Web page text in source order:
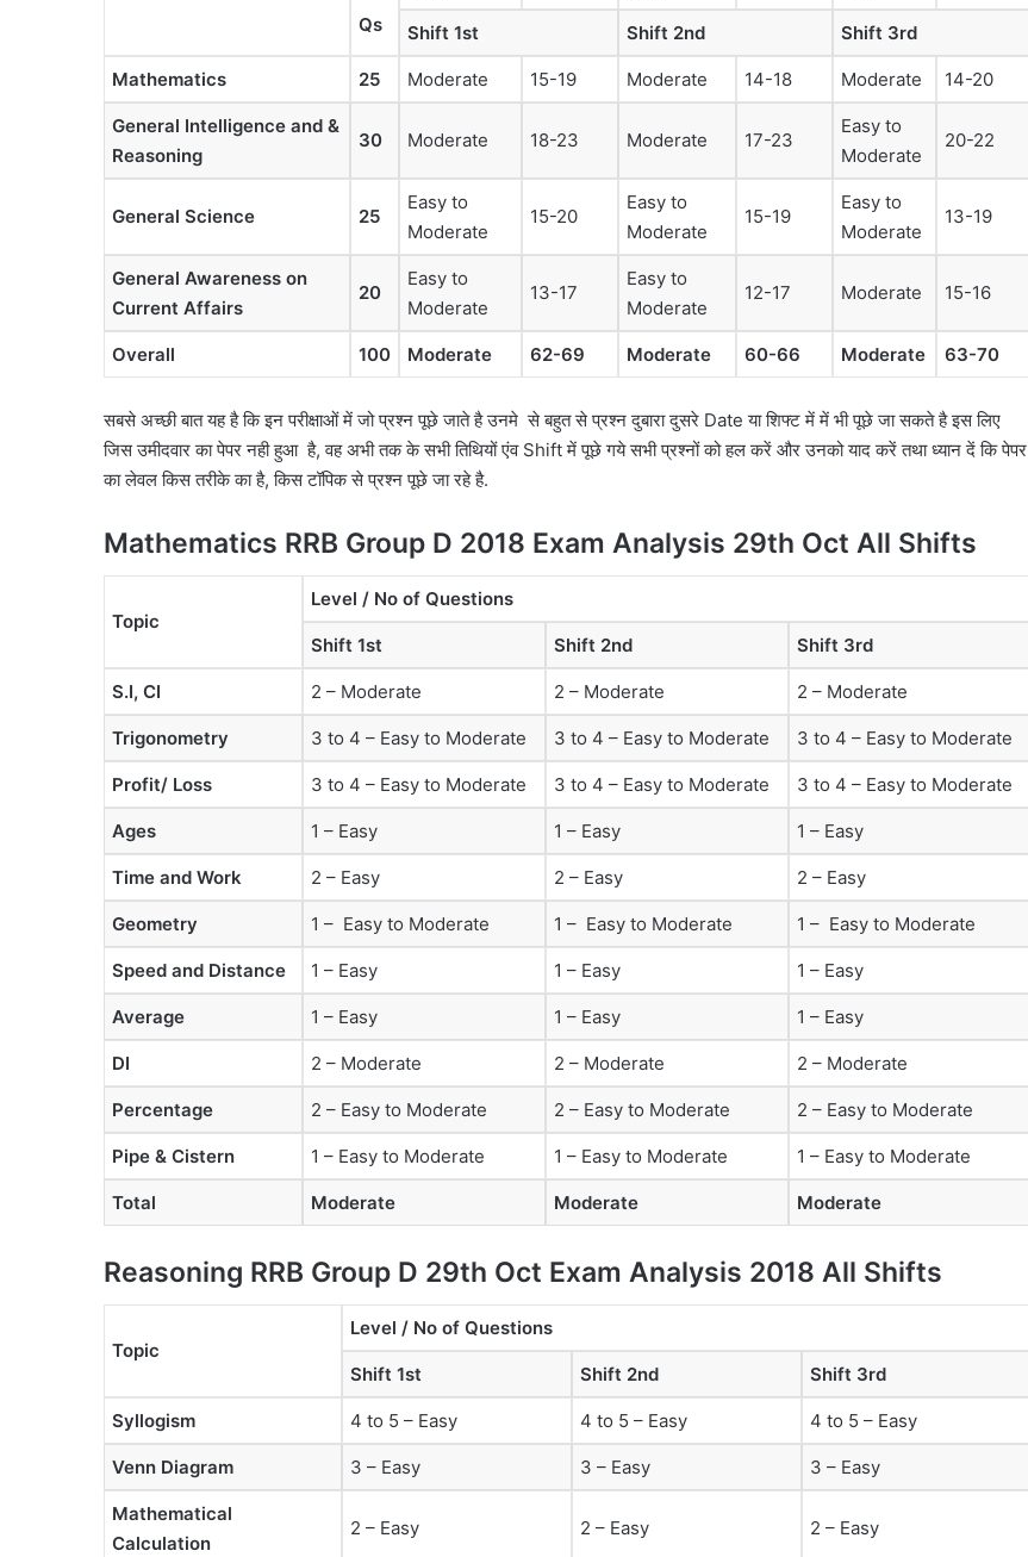
Qs Shift 1st Shift 2nd Shift 3rd
Mathematics 25 Moderate 15-19 Moderate 14-18 Moderate 14-20
General Intelligence and &
Reasoning
30 Moderate 18-23 Moderate 17-23
Easy to
Moderate
20-22
General Science 25
Easy to
Moderate
15-20
Easy to
Moderate
15-19
Easy to
Moderate
13-19
General Awareness on
Current Affairs
20
Easy to
Moderate
13-17
Easy to
Moderate
12-17 Moderate 15-16
Overall 100 Moderate 62-69 Moderate 60-66 Moderate 63-70
सबसे अच्छी बात यह है कि इन परीक्षाओं में जो प्रश्न पूछे जाते है उनमे से बहुत से प्रश्न दुबारा दुसरे Date या शिफ्ट में में भी पूछे जा सकते है इस लिए
जिस उमीदवार का पेपर नही हुआ है, वह अभी तक के सभी तिथियों एंव Shift में पूछे गये सभी प्रश्नों को हल करें और उनको याद करें तथा ध्यान दें कि पेपर
का लेवल किस तरीके का है, किस टॉपिक से प्रश्न पूछे जा रहे है.
Mathematics RRB Group D 2018 Exam Analysis 29th Oct All Shifts
Topic
Level / No of Questions
Shift 1st Shift 2nd Shift 3rd
S.I, CI 2 – Moderate 2 – Moderate 2 – Moderate
Trigonometry 3 to 4 – Easy to Moderate 3 to 4 – Easy to Moderate 3 to 4 – Easy to Moderate
Profit/ Loss 3 to 4 – Easy to Moderate 3 to 4 – Easy to Moderate 3 to 4 – Easy to Moderate
Ages 1 – Easy 1 – Easy 1 – Easy
Time and Work 2 – Easy 2 – Easy 2 – Easy
Geometry 1 – Easy to Moderate 1 – Easy to Moderate 1 – Easy to Moderate
Speed and Distance 1 – Easy 1 – Easy 1 – Easy
Average 1 – Easy 1 – Easy 1 – Easy
DI 2 – Moderate 2 – Moderate 2 – Moderate
Percentage 2 – Easy to Moderate 2 – Easy to Moderate 2 – Easy to Moderate
Pipe & Cistern 1 – Easy to Moderate 1 – Easy to Moderate 1 – Easy to Moderate
Total Moderate Moderate Moderate
Reasoning RRB Group D 29th Oct Exam Analysis 2018 All Shifts
Topic
Level / No of Questions
Shift 1st Shift 2nd Shift 3rd
Syllogism 4 to 5 – Easy 4 to 5 – Easy 4 to 5 – Easy
Venn Diagram 3 – Easy 3 – Easy 3 – Easy
Mathematical
Calculation
2 – Easy 2 – Easy 2 – Easy